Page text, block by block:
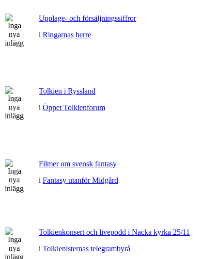
Upplage- och försäljningssiffror
i Ringarnas herre
Tolkien i Ryssland
i Öppet Tolkienforum
Filmer om svensk fantasy
i Fantasy utanför Midgård
Tolkienkonsert och livepodd i Nacka kyrka 25/11
i Tolkienisternas telegrambyrå